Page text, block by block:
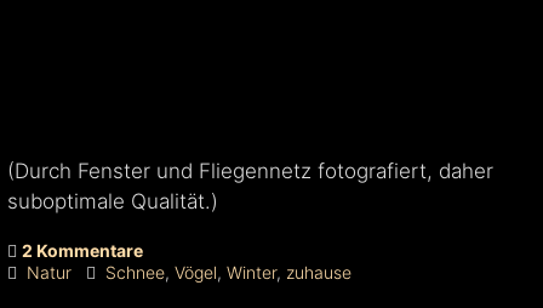
(Durch Fenster und Fliegennetz fotografiert, daher
suboptimale Qualität.)
2 Kommentare
Natur
Schnee, Vögel, Winter, zuhause